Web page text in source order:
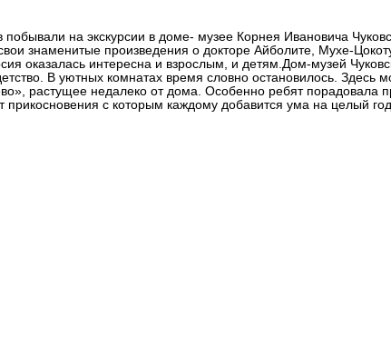
на экскурсии в доме- музее Корнея Ивановича
знаменитые произведения о докторе Айболите, Мухе-
оказалась интересна и взрослым, и детям.Дом-музей
В уютных комнатах время словно остановилось. Здесь
растущее недалеко от дома. Особенно ребят порадовала
прикосновения с которым каждому добавится ума на целый